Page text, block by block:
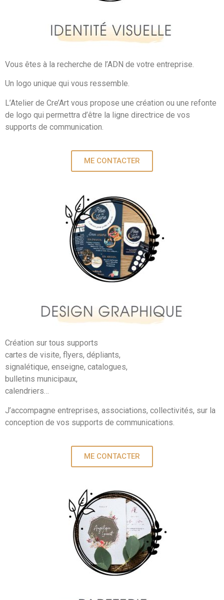
Vous êtes à la recherche de l’ADN de votre entreprise.
Un logo unique qui vous ressemble.
L’Atelier de Cre’Art vous propose une création ou une refonte
de logo qui permettra d’être la ligne directrice de vos
supports de communication.
ME CONTACTER
Création sur tous supports
cartes de visite, flyers, dépliants,
signalétique, enseigne, catalogues,
bulletins municipaux,
calendriers…
J’accompagne entreprises, associations, collectivités, sur la
conception de vos supports de communications.
ME CONTACTER